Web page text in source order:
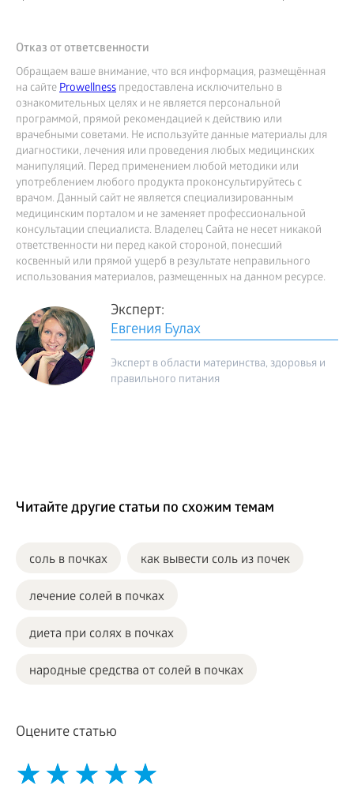
Отказ от ответсвенности
Обращаем ваше внимание, что вся информация, размещённая
на сайтеProwellness предоставлена исключительно в
ознакомительных целях и не является персональной
программой, прямой рекомендацией к действию или
врачебными советами. Не используйте данные материалы для
диагностики, лечения или проведения любых медицинских
манипуляций. Перед применением любой методики или
употреблением любого продукта проконсультируйтесь с
врачом. Данный сайт не является специализированным
медицинским порталом и не заменяет профессиональной
консультации специалиста. Владелец Сайта не несет никакой
ответственности ни перед какой стороной, понесший
косвенный или прямой ущерб в результате неправильного
использования материалов, размещенных на данном ресурсе.
Эксперт:
Евгения Булах
Эксперт в области материнства, здоровья и
правильного питания
Читайте другие статьи по схожим темам
соль в почках как вывести соль из почек
лечение солей в почках
диета при солях в почках
народные средства от солей в почках
Оцените статью